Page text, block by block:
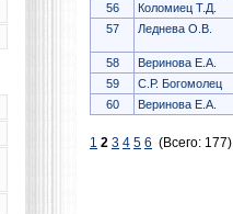
56
Коломиец Т.Д.
57
Леднева О.В.
58
Веринова Е.А.
59
С.Р. Богомолец
60
Веринова Е.А.
1 2 3 4 5 6 (Всего: 177)